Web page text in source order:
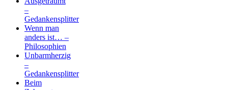
–
Gedankensplitter
Wenn man
anders ist… –
Philosophien
Unbarmherzig
–
Gedankensplitter
Beim